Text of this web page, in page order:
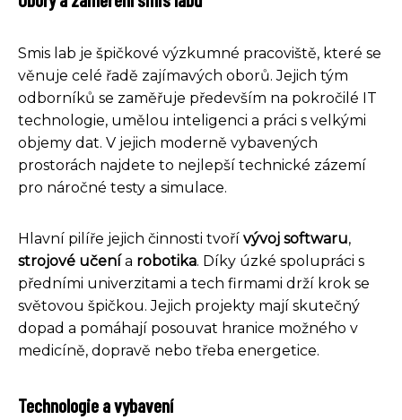
Smis lab je špičkové výzkumné pracoviště, které se
věnuje celé řadě zajímavých oborů. Jejich tým
odborníků se zaměřuje především na pokročilé IT
technologie, umělou inteligenci a práci s velkými
objemy dat. V jejich moderně vybavených
prostorách najdete to nejlepší technické zázemí
pro náročné testy a simulace.
Hlavní pilíře jejich činnosti tvoří vývoj softwaru,
strojové učenía robotika. Díky úzké spolupráci s
předními univerzitami a tech firmami drží krok se
světovou špičkou. Jejich projekty mají skutečný
dopad a pomáhají posouvat hranice možného v
medicíně, dopravě nebo třeba energetice.
Technologie a vybavení